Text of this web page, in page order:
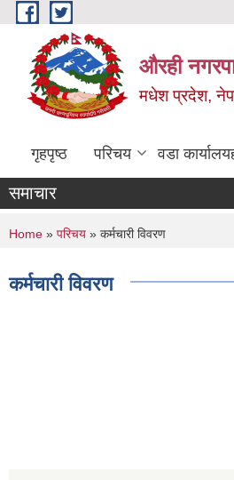
Skip to main content
औरही
मधेश प्रदेश,
गृहपृष्ठ परिचय वडा
समाचार
You are here
Home » परिचय » कर्मचारी विवरण
कर्मचारी विवरण